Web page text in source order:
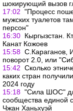
шокирующий вызов
17:02 "Процесс
мужских туалетов
персон"
16:30 Кыргызстан.
Канат Кожоев
15:58 С.Караганов,
поворот 2.0, или
15:42 Сколько
каких стран
2024 году
15:18 "Сила ШОС"
сообщества единой
Чжан Ханьхуэй